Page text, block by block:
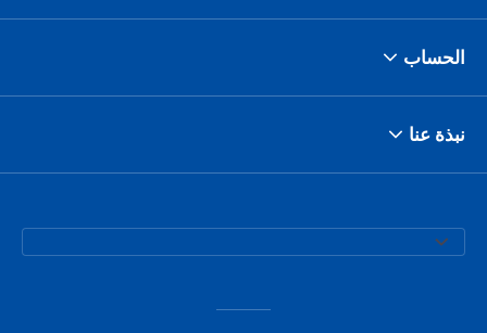
الحساب
نبذة عنا